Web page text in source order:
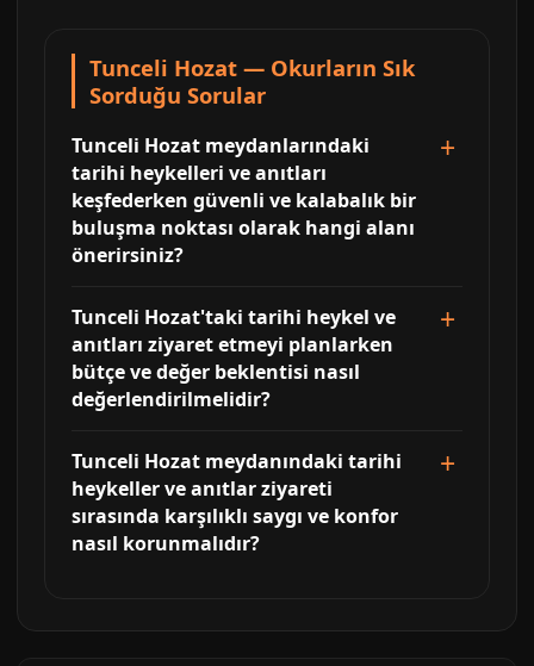
Tunceli Hozat — Okurların Sık
Sorduğu Sorular
Tunceli Hozat meydanlarındaki
tarihi heykelleri ve anıtları
keşfederken güvenli ve kalabalık bir
buluşma noktası olarak hangi alanı
önerirsiniz?
Tunceli Hozat'taki tarihi heykel ve
anıtları ziyaret etmeyi planlarken
bütçe ve değer beklentisi nasıl
değerlendirilmelidir?
Tunceli Hozat meydanındaki tarihi
heykeller ve anıtlar ziyareti
sırasında karşılıklı saygı ve konfor
nasıl korunmalıdır?